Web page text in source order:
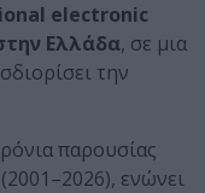
electronic
Ελλάδα, σε μια
την
παρουσίας
ενώνει